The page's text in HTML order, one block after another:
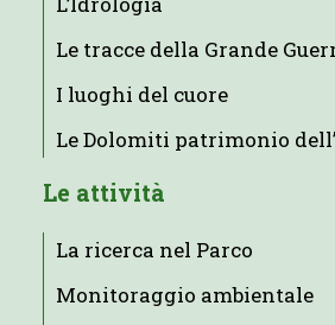
Le tracce della Grande
I luoghi del cuore
Le Dolomiti patrimonio
Le attività
La ricerca nel Parco
Monitoraggio ambientale